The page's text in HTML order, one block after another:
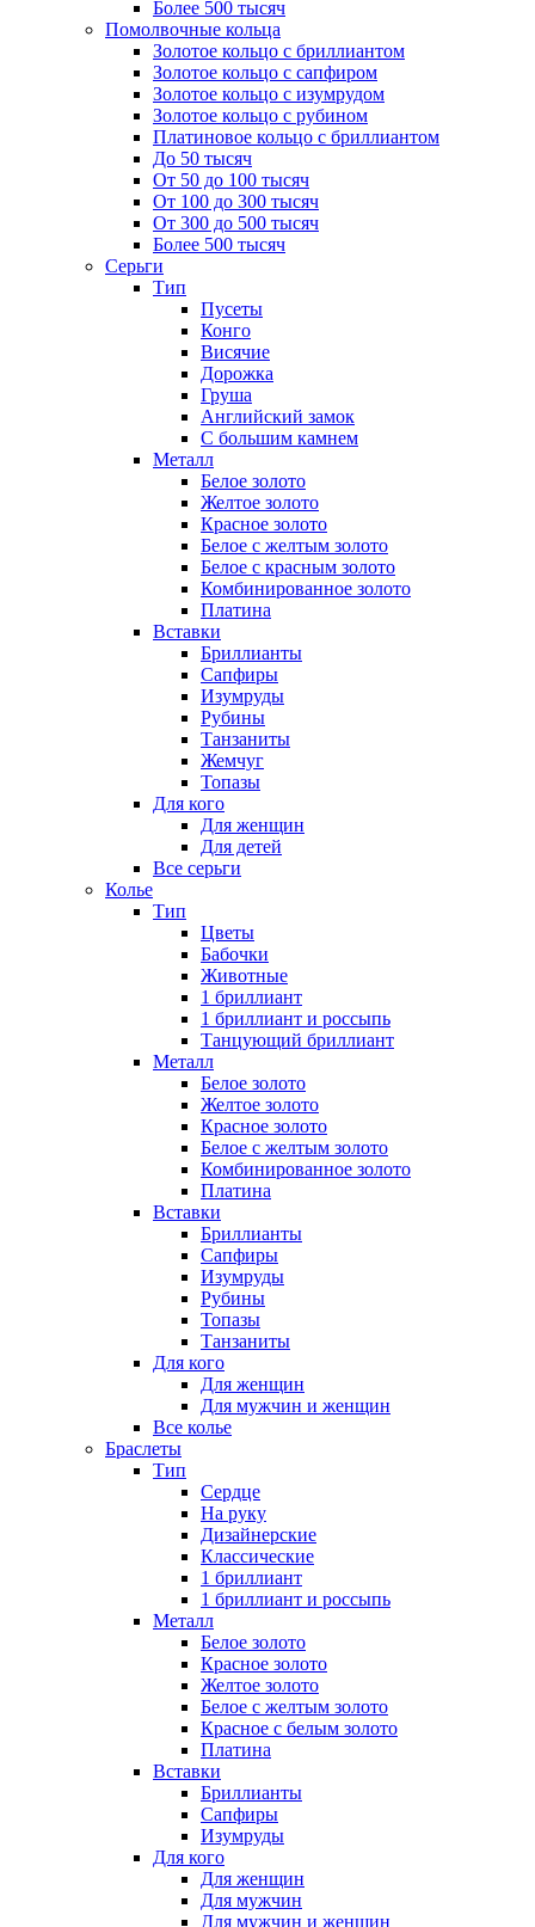
Более 500 тысяч
Помолвочные кольца
Золотое кольцо с бриллиантом
Золотое кольцо с сапфиром
Золотое кольцо с изумрудом
Золотое кольцо с рубином
Платиновое кольцо с бриллиантом
До 50 тысяч
От 50 до 100 тысяч
От 100 до 300 тысяч
От 300 до 500 тысяч
Более 500 тысяч
Серьги
Тип
Пусеты
Конго
Висячие
Дорожка
Груша
Английский замок
С большим камнем
Металл
Белое золото
Желтое золото
Красное золото
Белое с желтым золото
Белое с красным золото
Комбинированное золото
Платина
Вставки
Бриллианты
Сапфиры
Изумруды
Рубины
Танзаниты
Жемчуг
Топазы
Для кого
Для женщин
Для детей
Все серьги
Колье
Тип
Цветы
Бабочки
Животные
1 бриллиант
1 бриллиант и россыпь
Танцующий бриллиант
Металл
Белое золото
Желтое золото
Красное золото
Белое с желтым золото
Комбинированное золото
Платина
Вставки
Бриллианты
Сапфиры
Изумруды
Рубины
Топазы
Танзаниты
Для кого
Для женщин
Для мужчин и женщин
Все колье
Браслеты
Тип
Сердце
На руку
Дизайнерские
Классические
1 бриллиант
1 бриллиант и россыпь
Металл
Белое золото
Красное золото
Желтое золото
Белое с желтым золото
Красное с белым золото
Платина
Вставки
Бриллианты
Сапфиры
Изумруды
Для кого
Для женщин
Для мужчин
Для мужчин и женщин